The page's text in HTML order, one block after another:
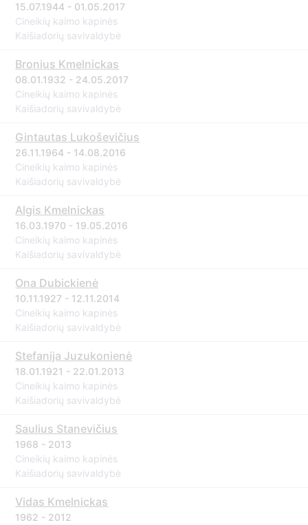
15.07.1944 - 01.05.2017
Cineikių kaimo kapinės
Kaišiadorių savivaldybė
Bronius Kmelnickas
08.01.1932 - 24.05.2017
Cineikių kaimo kapinės
Kaišiadorių savivaldybė
Gintautas Lukoševičius
26.11.1964 - 14.08.2016
Cineikių kaimo kapinės
Kaišiadorių savivaldybė
Algis Kmelnickas
16.03.1970 - 19.05.2016
Cineikių kaimo kapinės
Kaišiadorių savivaldybė
Ona Dubickienė
10.11.1927 - 12.11.2014
Cineikių kaimo kapinės
Kaišiadorių savivaldybė
Stefanija Juzukonienė
18.01.1921 - 22.01.2013
Cineikių kaimo kapinės
Kaišiadorių savivaldybė
Saulius Stanevičius
1968 - 2013
Cineikių kaimo kapinės
Kaišiadorių savivaldybė
Vidas Kmelnickas
1962 - 2012